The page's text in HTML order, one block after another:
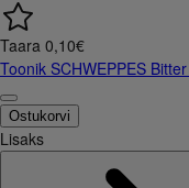
Taara 0,10€
Toonik SCHWEPPES
Ostukorvi
Lisaks